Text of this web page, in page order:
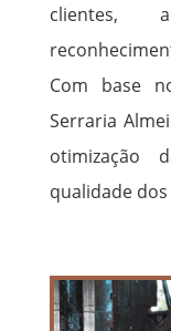
clientes,
Com base
Serraria
otimização
qualidade